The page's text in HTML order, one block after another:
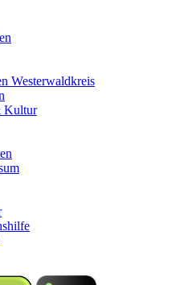
Westerwaldkreis
Kultur